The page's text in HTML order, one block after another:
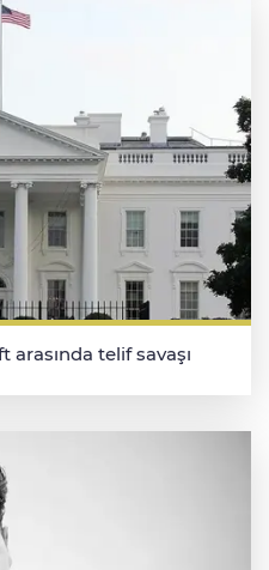
arasında telif savaşı